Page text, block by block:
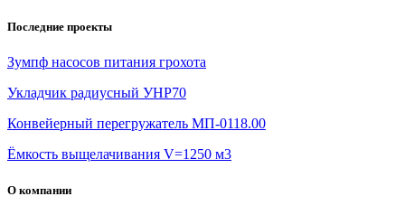
Последние проекты
Зумпф насосов питания грохота
Укладчик радиусный УНР70
Конвейерный перегружатель МП-0118.00
Ёмкость выщелачивания V=1250 м3
О компании